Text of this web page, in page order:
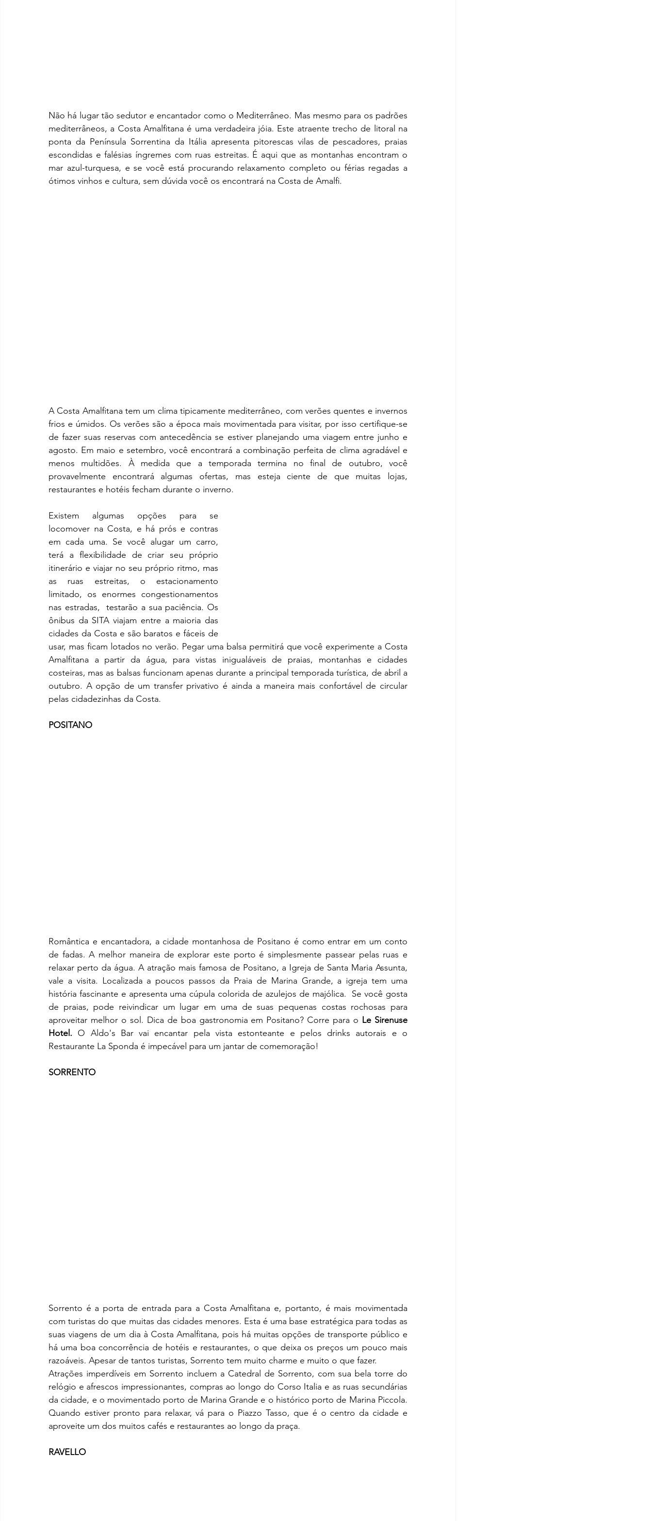
Não há lugar tão sedutor e encantador como o Mediterrâneo. Mas mesmo para os padrões
mediterrâneos, a Costa Amalfitana é uma verdadeira jóia. Este atraente trecho de litoral na
ponta da Península Sorrentina da Itália apresenta pitorescas vilas de pescadores, praias
escondidas e falésias íngremes com ruas estreitas. É aqui que as montanhas encontram o
mar azul-turquesa, e se você está procurando relaxamento completo ou férias regadas a
ótimos vinhos e cultura, sem dúvida você os encontrará na Costa de Amalfi.
A Costa Amalfitana tem um clima tipicamente mediterrâneo, com verões quentes e invernos
frios e úmidos. Os verões são a época mais movimentada para visitar, por isso certifique-se
de fazer suas reservas com antecedência se estiver planejando uma viagem entre junho e
agosto. Em maio e setembro, você encontrará a combinação perfeita de clima agradável e
menos multidões. À medida que a temporada termina no final de outubro, você
provavelmente encontrará algumas ofertas, mas esteja ciente de que muitas lojas,
restaurantes e hotéis fecham durante o inverno.
Existem algumas opções para se
locomover na Costa, e há prós e contras
em cada uma. Se você alugar um carro,
terá a flexibilidade de criar seu próprio
itinerário e viajar no seu próprio ritmo, mas
as ruas estreitas, o estacionamento
limitado, os enormes congestionamentos
nas estradas,  testarão a sua paciência. Os
ônibus da SITA viajam entre a maioria das
cidades da Costa e são baratos e fáceis de
usar, mas ficam lotados no verão. Pegar uma balsa permitirá que você experimente a Costa
Amalfitana a partir da água, para vistas inigualáveis de praias, montanhas e cidades
costeiras, mas as balsas funcionam apenas durante a principal temporada turística, de abril a
outubro. A opção de um transfer privativo é ainda a maneira mais confortável de circular
pelas cidadezinhas da Costa.
POSITANO
Romântica e encantadora, a cidade montanhosa de Positano é como entrar em um conto
de fadas. A melhor maneira de explorar este porto é simplesmente passear pelas ruas e
relaxar perto da água. A atração mais famosa de Positano, a Igreja de Santa Maria Assunta,
vale a visita. Localizada a poucos passos da Praia de Marina Grande, a igreja tem uma
história fascinante e apresenta uma cúpula colorida de azulejos de majólica.  Se você gosta
de praias, pode reivindicar um lugar em uma de suas pequenas costas rochosas para
aproveitar melhor o sol. Dica de boa gastronomia em Positano? Corre para o Le Sirenuse
Hotel. O Aldo's Bar vai encantar pela vista estonteante e pelos drinks autorais e o
Restaurante La Sponda é impecável para um jantar de comemoração!
SORRENTO
Sorrento é a porta de entrada para a Costa Amalfitana e, portanto, é mais movimentada
com turistas do que muitas das cidades menores. Esta é uma base estratégica para todas as
suas viagens de um dia à Costa Amalfitana, pois há muitas opções de transporte público e
há uma boa concorrência de hotéis e restaurantes, o que deixa os preços um pouco mais
razoáveis. Apesar de tantos turistas, Sorrento tem muito charme e muito o que fazer.
Atrações imperdíveis em Sorrento incluem a Catedral de Sorrento, com sua bela torre do
relógio e afrescos impressionantes, compras ao longo do Corso Italia e as ruas secundárias
da cidade, e o movimentado porto de Marina Grande e o histórico porto de Marina Piccola.
Quando estiver pronto para relaxar, vá para o Piazzo Tasso, que é o centro da cidade e
aproveite um dos muitos cafés e restaurantes ao longo da praça.
RAVELLO